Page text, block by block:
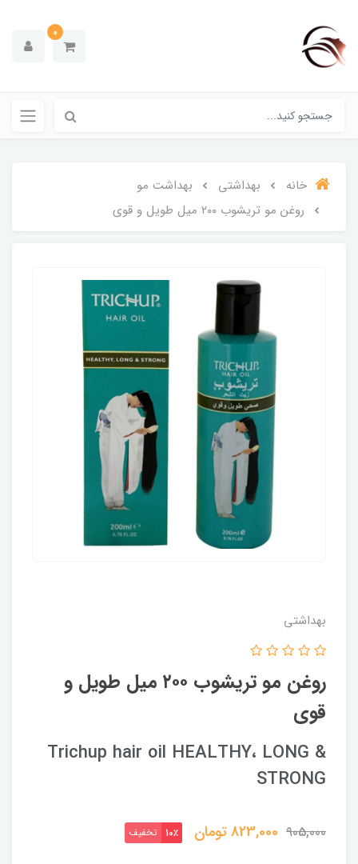
0
خانه بهداشتی
بهداشت مو
روغن مو تریشوب ۲۰۰ میل طویل و قوی
بهداشتی
روغن مو تریشوب ۲۰۰ میل طویل و
قوی
Trichup hair oil HEALTHY، LONG &
STRONG
905,000
823,000تومان 10٪ تخفیف